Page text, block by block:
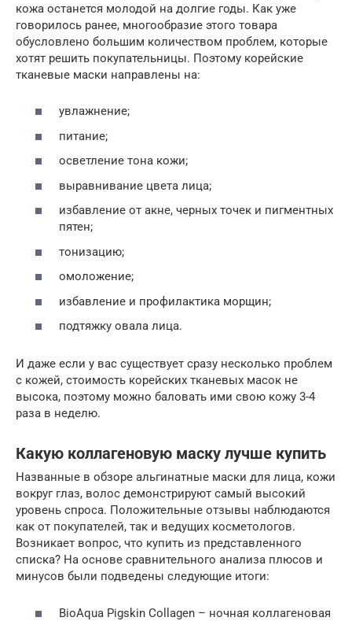
кожа останется молодой на долгие годы. Как уже
говорилось ранее, многообразие этого товара
обусловлено большим количеством проблем, которые
хотят решить покупательницы. Поэтому корейские
тканевые маски направлены на:
увлажнение;
питание;
осветление тона кожи;
выравнивание цвета лица;
избавление от акне, черных точек и пигментных
пятен;
тонизацию;
омоложение;
избавление и профилактика морщин;
подтяжку овала лица.
И даже если у вас существует сразу несколько проблем
с кожей, стоимость корейских тканевых масок не
высока, поэтому можно баловать ими свою кожу 3-4
раза в неделю.
Какую коллагеновую маску лучше купить
Названные в обзоре альгинатные маски для лица, кожи
вокруг глаз, волос демонстрируют самый высокий
уровень спроса. Положительные отзывы наблюдаются
как от покупателей, так и ведущих косметологов.
Возникает вопрос, что купить из представленного
списка? На основе сравнительного анализа плюсов и
минусов были подведены следующие итоги:
BioAqua Pigskin Collagen – ночная коллагеновая